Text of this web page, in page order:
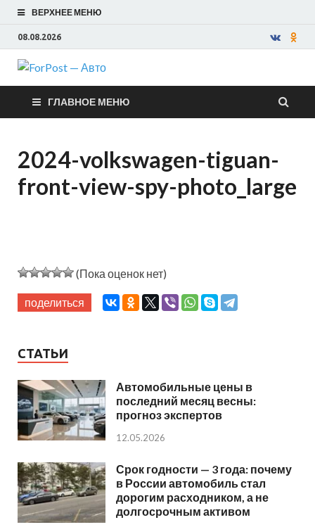
ВЕРХНЕЕ МЕНЮ
08.08.2026
ForPost —
Авто
ГЛАВНОЕ МЕНЮ
2024-volkswagen-tiguan-
front-view-spy-photo_large
(Пока оценок нет)
поделиться
СТАТЬИ
Автомобильные цены в
последний месяц весны:
прогноз экспертов
12.05.2026
Срок годности — 3 года: почему
в России автомобиль стал
дорогим расходником, а не
долгосрочным активом